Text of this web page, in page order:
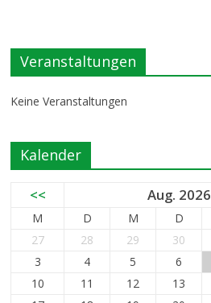
Veranstaltungen
Keine Veranstaltungen
Kalender
<< Aug. 2026
M D M D
27
28 29 30
3
4 5 6
10
11 12 13